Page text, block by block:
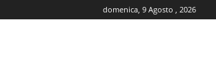
domenica, 9 Agosto , 2026